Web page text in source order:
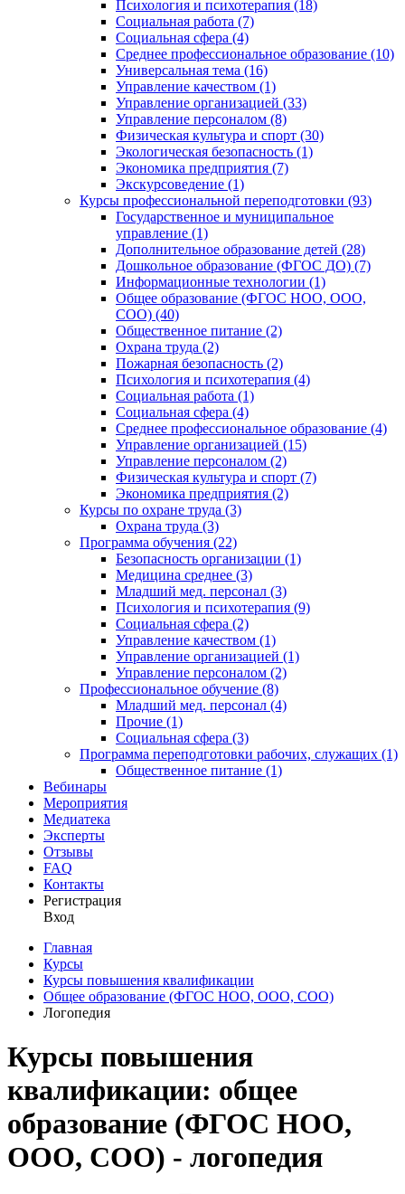
Психология и психотерапия (18)
Социальная работа (7)
Социальная сфера (4)
Среднее профессиональное образование (10)
Универсальная тема (16)
Управление качеством (1)
Управление организацией (33)
Управление персоналом (8)
Физическая культура и спорт (30)
Экологическая безопасность (1)
Экономика предприятия (7)
Экскурсоведение (1)
Курсы профессиональной переподготовки (93)
Государственное и муниципальное
управление (1)
Дополнительное образование детей (28)
Дошкольное образование (ФГОС ДО) (7)
Информационные технологии (1)
Общее образование (ФГОС НОО, ООО,
СОО) (40)
Общественное питание (2)
Охрана труда (2)
Пожарная безопасность (2)
Психология и психотерапия (4)
Социальная работа (1)
Социальная сфера (4)
Среднее профессиональное образование (4)
Управление организацией (15)
Управление персоналом (2)
Физическая культура и спорт (7)
Экономика предприятия (2)
Курсы по охране труда (3)
Охрана труда (3)
Программа обучения (22)
Безопасность организации (1)
Медицина среднее (3)
Младший мед. персонал (3)
Психология и психотерапия (9)
Социальная сфера (2)
Управление качеством (1)
Управление организацией (1)
Управление персоналом (2)
Профессиональное обучение (8)
Младший мед. персонал (4)
Прочие (1)
Социальная сфера (3)
Программа переподготовки рабочих, служащих (1)
Общественное питание (1)
Вебинары
Мероприятия
Медиатека
Эксперты
Отзывы
FAQ
Контакты
Регистрация
Вход
Главная
Курсы
Курсы повышения квалификации
Общее образование (ФГОС НОО, ООО, СОО)
Логопедия
Курсы повышения
квалификации: общее
образование (ФГОС НОО,
ООО, СОО) - логопедия